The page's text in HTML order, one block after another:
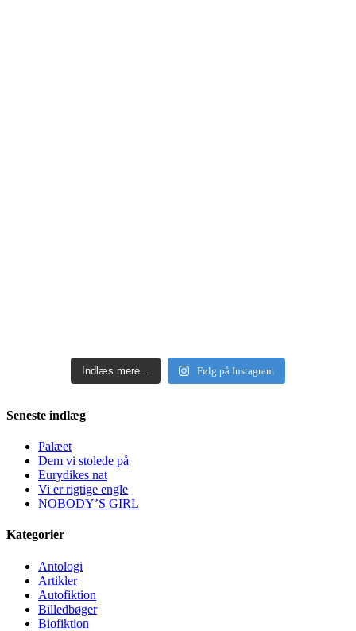
Indlæs mere... Følg på Instagram
Seneste indlæg
Palæet
Dem vi stolede på
Eurydikes nat
Vi er rigtige engle
NOBODY’S GIRL
Kategorier
Antologi
Artikler
Autofiktion
Billedbøger
Biofiktion